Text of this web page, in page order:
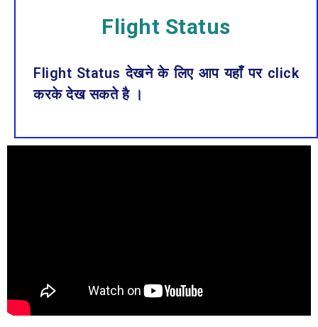
Flight Status
Flight Status देखने के लिए आप यहाँं पर click
करके देख सकते है ।